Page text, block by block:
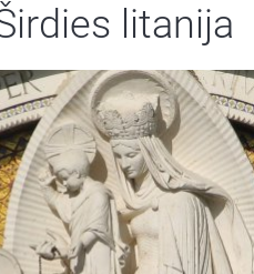
litanija